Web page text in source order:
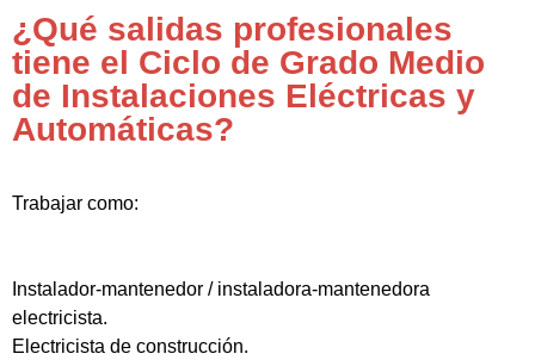
¿Qué salidas profesionales
tiene el Ciclo de Grado Medio
de Instalaciones Eléctricas y
Automáticas?
Trabajar como:
Instalador-mantenedor / instaladora-mantenedora
electricista.
Electricista de construcción.